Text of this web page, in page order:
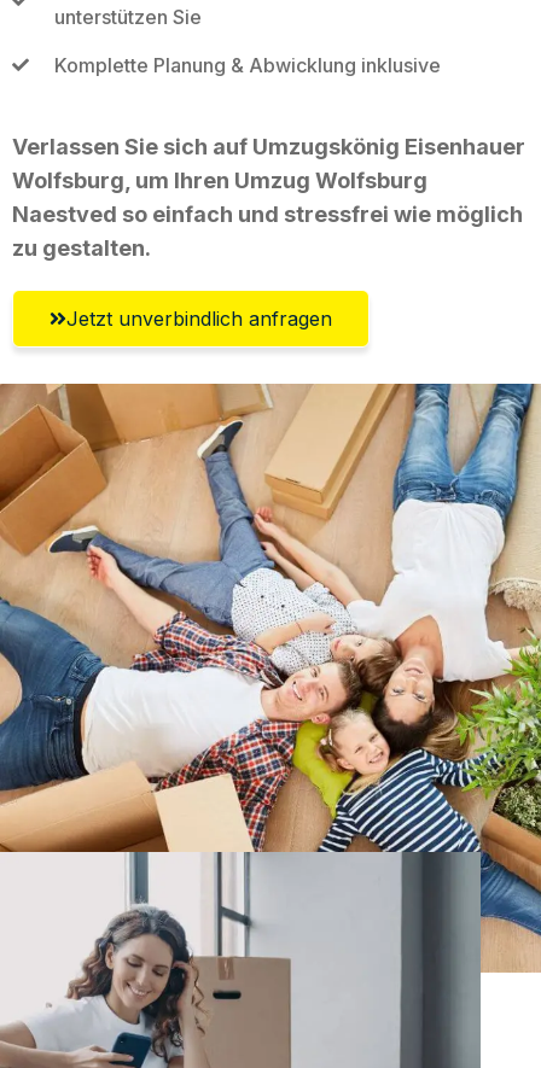
unterstützen Sie
Komplette Planung & Abwicklung inklusive
Verlassen Sie sich auf Umzugskönig Eisenhauer
Wolfsburg, um Ihren Umzug Wolfsburg
Naestved so einfach und stressfrei wie möglich
zu gestalten.
Jetzt unverbindlich anfragen